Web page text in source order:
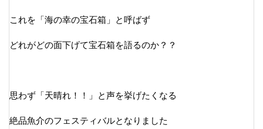
これを「海の幸の宝石箱」と呼ばず
どれがどの面下げて宝石箱を語るのか？？
思わず「天晴れ！！」と声を挙げたくなる
絶品魚介のフェスティバルとなりました